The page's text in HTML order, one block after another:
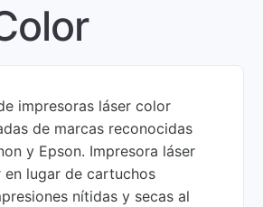
impresoras láser color
de marcas reconocidas
y Epson. Impresora láser
en lugar de cartuchos
nítidas y secas al